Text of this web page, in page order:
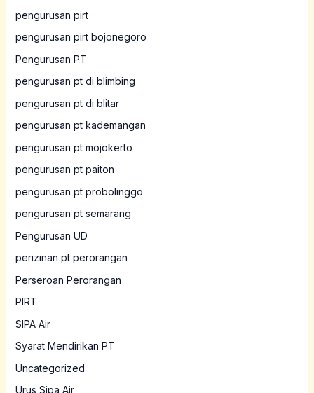
pengurusan pirt
pengurusan pirt bojonegoro
Pengurusan PT
pengurusan pt di blimbing
pengurusan pt di blitar
pengurusan pt kademangan
pengurusan pt mojokerto
pengurusan pt paiton
pengurusan pt probolinggo
pengurusan pt semarang
Pengurusan UD
perizinan pt perorangan
Perseroan Perorangan
PIRT
SIPA Air
Syarat Mendirikan PT
Uncategorized
Urus Sipa Air